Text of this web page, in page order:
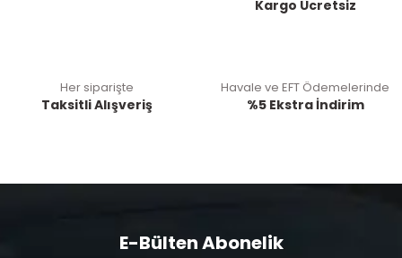
Kargo Ücretsiz
Her siparişte
Taksitli Alışveriş
Havale ve EFT Ödemelerinde
%5 Ekstra İndirim
E-Bülten Abonelik